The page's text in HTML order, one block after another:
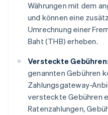
Währungen mit dem
und können eine
Umrechnung einer
Baht (THB) erheben.
Versteckte Gebühren:
genannten Gebühren
Zahlungsgateway-
versteckte Gebühren
Ratenzahlungen,